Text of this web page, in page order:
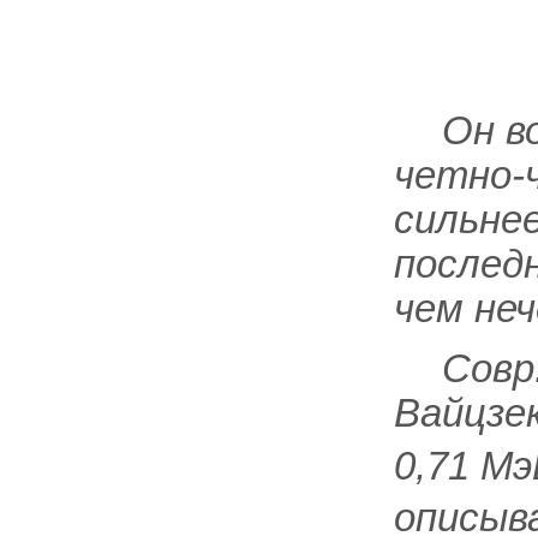
Он
четно-
чем
0,71